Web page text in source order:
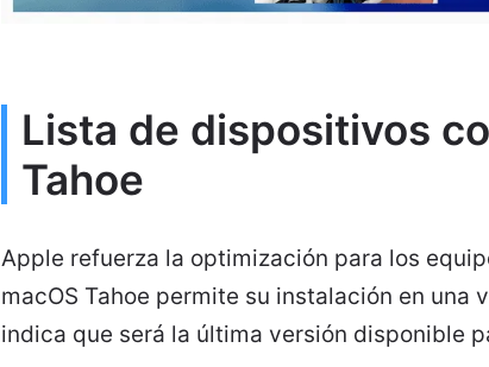
Lista de dispositivos
Tahoe
Apple refuerza la optimización para los
macOS Tahoe permite su instalación en
indica que será la última versión disponible